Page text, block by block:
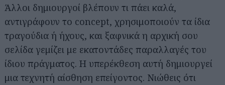
Άλλοι δημιουργοί βλέπουν τι πάει καλά,
αντιγράφουν το concept, χρησιμοποιούν τα ίδια
τραγούδια ή ήχους, και ξαφνικά η αρχική σου
σελίδα γεμίζει με εκατοντάδες παραλλαγές του
ίδιου πράγματος. Η υπερέκθεση αυτή δημιουργεί
μια τεχνητή αίσθηση επείγοντος. Νιώθεις ότι